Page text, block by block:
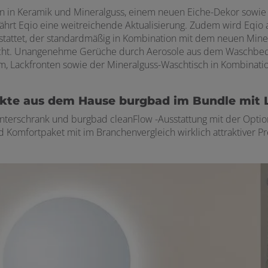
Keramik und Mineralguss, einem neuen Eiche-Dekor
Eqio eine weitreichende Aktualisierung. Zudem wird
der standardmäßig in Kombination mit dem neuen
Unangenehme Gerüche durch Aerosole aus dem
Lackfronten sowie der Mineralguss-Waschtisch in
aus dem Hause burgbad im Bundle mit
und burgbad cleanFlow -Ausstattung mit der
Komfortpaket mit im Branchenvergleich wirklich attraktiver